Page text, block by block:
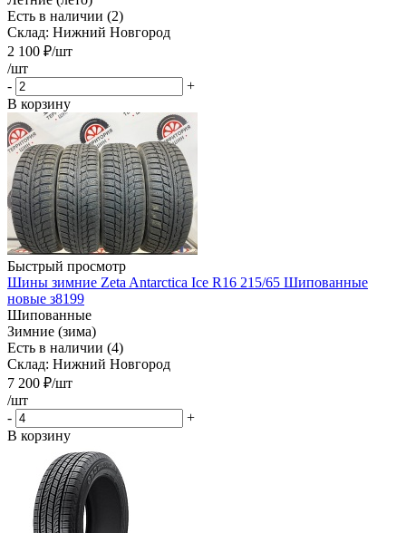
Есть в наличии (2)
Склад: Нижний Новгород
2 100 ₽/шт
/шт
-
+
В корзину
Быстрый просмотр
Шины зимние Zeta Antarctica Ice R16 215/65 Шипованные
новые з8199
Шипованные
Зимние (зима)
Есть в наличии (4)
Склад: Нижний Новгород
7 200 ₽/шт
/шт
-
+
В корзину